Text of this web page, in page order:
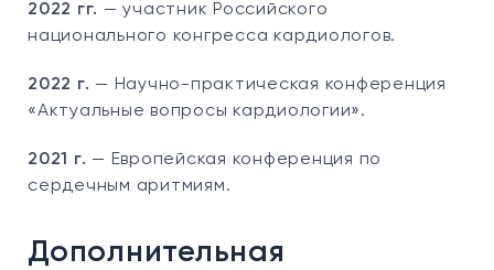
2022 гг. — участник Российского
национального конгресса кардиологов.
2022 г. — Научно-практическая конференция
«Актуальные вопросы кардиологии».
2021 г. — Европейская конференция по
сердечным аритмиям.
Дополнительная